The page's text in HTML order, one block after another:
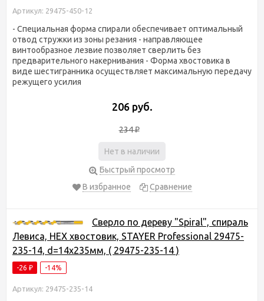
Артикул: 29475-450-12
- Специальная форма спирали обеспечивает оптимальный
отвод стружки из зоны резания - направляющее
винтообразное лезвие позволяет сверлить без
предварительного накернивания - Форма хвостовика в
виде шестигранника осуществляет максимальную передачу
режущего усилия
206 руб.
234₽
Нет в наличии
Быстрый просмотр
В избранное
Сравнение
Сверло по дереву "Spiral", спираль
Левиса, HEX хвостовик, STAYER Professional 29475-
235-14, d=14х235мм, ( 29475-235-14 )
-26 ₽ -14%
Артикул: 29475-235-14